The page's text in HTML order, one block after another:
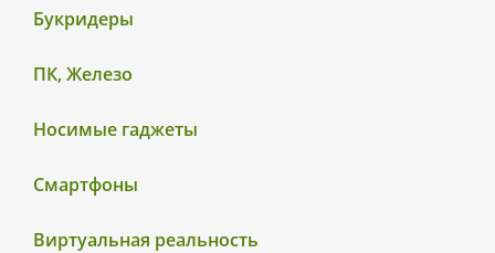
Букридеры
ПК, Железо
Носимые гаджеты
Смартфоны
Виртуальная реальность